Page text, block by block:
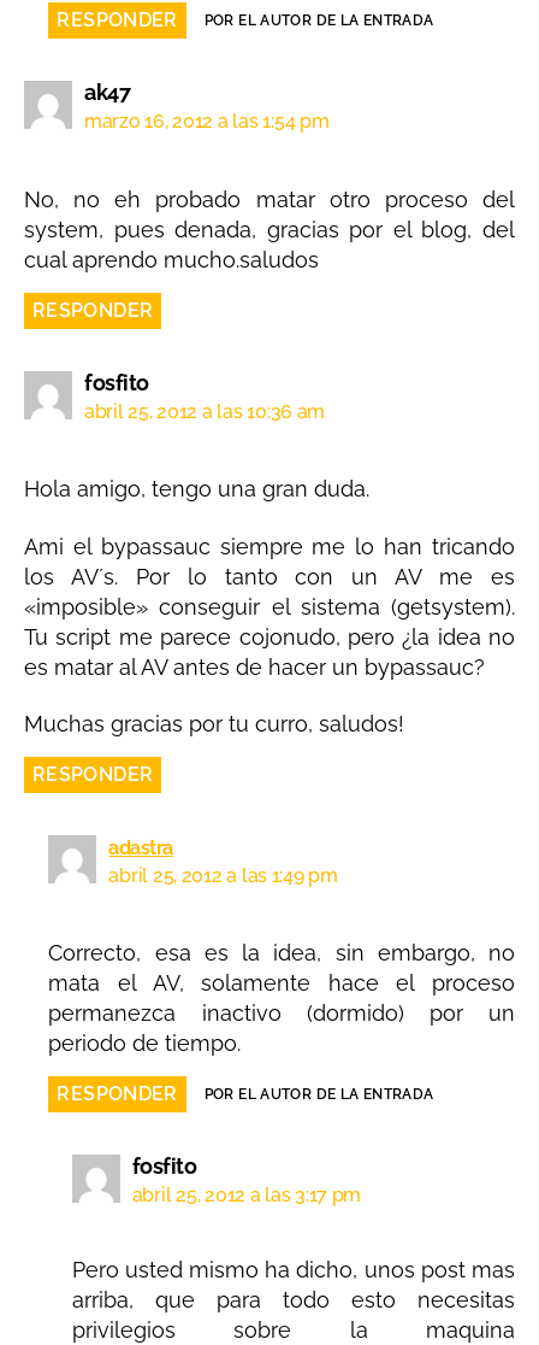
RESPONDER POR EL AUTOR DE LA ENTRADA
ak47
marzo 16, 2012 a las 1:54 pm
No, no eh probado matar otro proceso del
system, pues denada, gracias por el blog, del
cual aprendo mucho.saludos
RESPONDER
fosfito
abril 25, 2012 a las 10:36 am
Hola amigo, tengo una gran duda.
Ami el bypassauc siempre me lo han tricando
los AV´s. Por lo tanto con un AV me es
«imposible» conseguir el sistema (getsystem).
Tu script me parece cojonudo, pero ¿la idea no
es matar al AV antes de hacer un bypassauc?
Muchas gracias por tu curro, saludos!
RESPONDER
adastra
abril 25, 2012 a las 1:49 pm
Correcto, esa es la idea, sin embargo, no
mata el AV, solamente hace el proceso
permanezca inactivo (dormido) por un
periodo de tiempo.
RESPONDER POR EL AUTOR DE LA ENTRADA
fosfito
abril 25, 2012 a las 3:17 pm
Pero usted mismo ha dicho, unos post mas
arriba, que para todo esto necesitas
privilegios sobre la maquina